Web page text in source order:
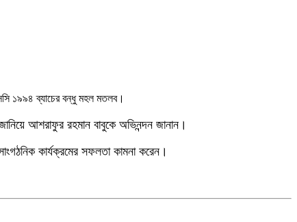
১৯৯৪ ব্যাচের বন্ধু মহল মতলব।
আশরাফুর রহমান বাবুকে অভিনন্দন জানান।
কার্যক্রমের সফলতা কামনা করেন।